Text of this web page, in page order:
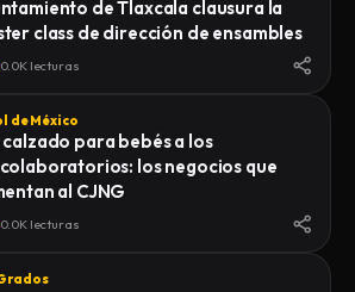
de Tlaxcala clausura la
class de dirección de ensambles
0.0K lecturas
de México
calzado para bebés a los
los negocios que
al CJNG
0.0K lecturas